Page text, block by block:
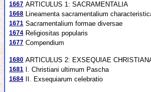
1667 ARTICULUS 1: SACRAMENTALIA
1668 Lineamenta sacramentalium
1671 Sacramentalium formae diversae
1674 Religiositas popularis
1677 Compendium
1680 ARTICULUS 2: EXSEQUIAE
1681 I. Christiani ultimum Pascha
1684 II. Exsequiarum celebratio